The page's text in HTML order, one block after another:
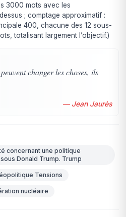
3000 mots avec les
; comptage approximatif :
400, chacune des 12 sous-
totalisant largement l’objectif.)
changer les choses, ils
— Jean Jaurès
concernant une politique
Donald Trump. Trump
Tensions
nucléaire